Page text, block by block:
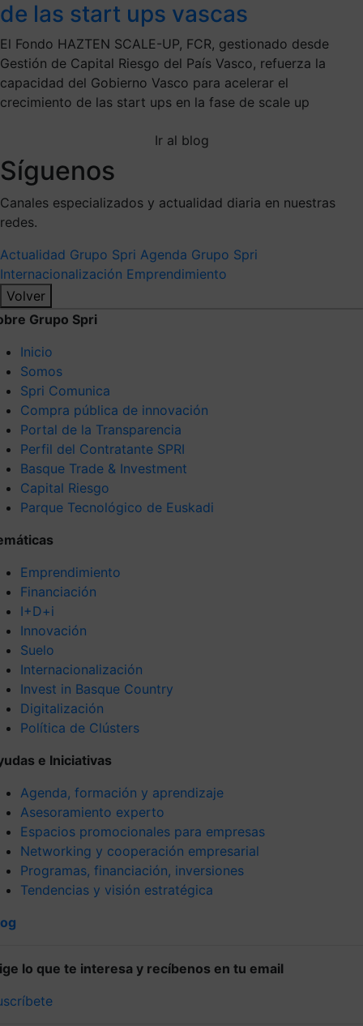
de las start ups vascas
El Fondo HAZTEN SCALE-UP, FCR, gestionado desde
Gestión de Capital Riesgo del País Vasco, refuerza la
capacidad del Gobierno Vasco para acelerar el
crecimiento de las start ups en la fase de scale up
Ir al blog
Síguenos
Canales especializados y actualidad diaria en nuestras
redes.
Actualidad Grupo Spri Agenda Grupo Spri
Internacionalización Emprendimiento
Volver
Grupo Spri
Inicio
Somos
Spri Comunica
Compra pública de innovación
Portal de la Transparencia
Perfil del Contratante SPRI
Basque Trade & Investment
Capital Riesgo
Parque Tecnológico de Euskadi
Emprendimiento
Financiación
I+D+i
Innovación
Suelo
Internacionalización
Invest in Basque Country
Digitalización
Política de Clústers
e Iniciativas
Agenda, formación y aprendizaje
Asesoramiento experto
Espacios promocionales para empresas
Networking y cooperación empresarial
Programas, financiación, inversiones
Tendencias y visión estratégica
lo que te interesa y recíbenos en tu email